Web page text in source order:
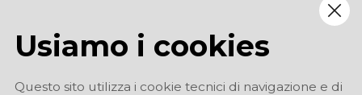
Usiamo i cookies
Questo sito utilizza i cookie tecnici di navigazione e di